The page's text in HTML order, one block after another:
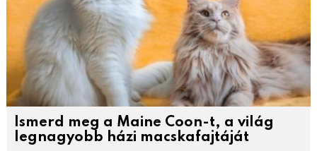
Ismerd meg a Maine Coon-t, a világ
legnagyobb házi macskafajtáját